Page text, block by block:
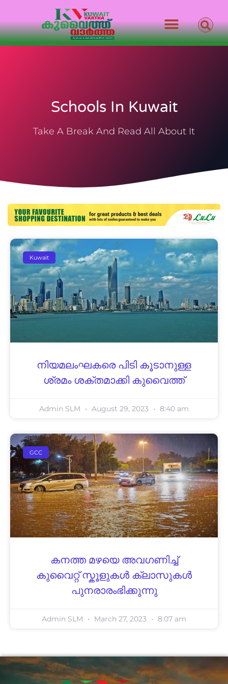
Schools In Kuwait
Take A Break And Read All About It
Kuwait
നിയമലംഘകരെ പിടി കൂടാനുള്ള
ശ്രമം ശക്തമാക്കി കുവൈത്ത്
Admin SLM August 29, 2023 8:40 am
GCC
കനത്ത മഴയെ അവഗണിച്ച്
കുവൈറ്റ് സ്കൂളുകൾ ക്ലാസുകൾ
പുനരാരംഭിക്കുന്നു
Admin SLM March 27, 2023 8:07 am